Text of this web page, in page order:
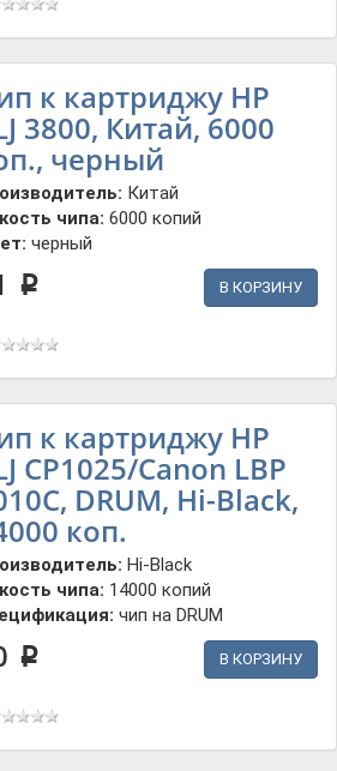
к картриджу HP
3800, Китай, 6000
черный
Китай
чипа: 6000 копий
черный
p В КОРЗИНУ
к картриджу HP
CP1025/Canon LBP
DRUM, Hi-Black,
коп.
Hi-Black
чипа: 14000 копий
чип на DRUM
p В КОРЗИНУ